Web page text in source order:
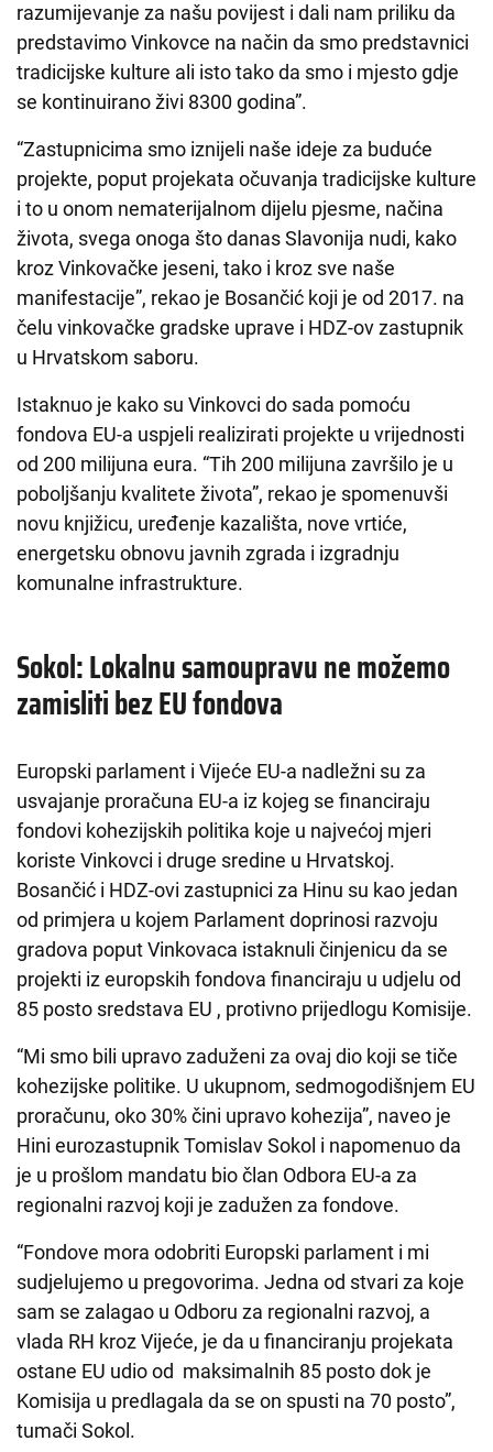
razumijevanje za našu povijest i dali nam priliku da
predstavimo Vinkovce na način da smo predstavnici
tradicijske kulture ali isto tako da smo i mjesto gdje
se kontinuirano živi 8300 godina”.
“Zastupnicima smo iznijeli naše ideje za buduće
projekte, poput projekata očuvanja tradicijske kulture
i to u onom nematerijalnom dijelu pjesme, načina
života, svega onoga što danas Slavonija nudi, kako
kroz Vinkovačke jeseni, tako i kroz sve naše
manifestacije”, rekao je Bosančić koji je od 2017. na
čelu vinkovačke gradske uprave i HDZ-ov zastupnik
u Hrvatskom saboru.
Istaknuo je kako su Vinkovci do sada pomoću
fondova EU-a uspjeli realizirati projekte u vrijednosti
od 200 milijuna eura. “Tih 200 milijuna završilo je u
poboljšanju kvalitete života”, rekao je spomenuvši
novu knjižicu, uređenje kazališta, nove vrtiće,
energetsku obnovu javnih zgrada i izgradnju
komunalne infrastrukture.
Sokol: Lokalnu samoupravu ne možemo
zamisliti bez EU fondova
Europski parlament i Vijeće EU-a nadležni su za
usvajanje proračuna EU-a iz kojeg se financiraju
fondovi kohezijskih politika koje u najvećoj mjeri
koriste Vinkovci i druge sredine u Hrvatskoj.
Bosančić i HDZ-ovi zastupnici za Hinu su kao jedan
od primjera u kojem Parlament doprinosi razvoju
gradova poput Vinkovaca istaknuli činjenicu da se
projekti iz europskih fondova financiraju u udjelu od
85 posto sredstava EU , protivno prijedlogu Komisije.
“Mi smo bili upravo zaduženi za ovaj dio koji se tiče
kohezijske politike. U ukupnom, sedmogodišnjem EU
proračunu, oko 30% čini upravo kohezija”, naveo je
Hini eurozastupnik Tomislav Sokol i napomenuo da
je u prošlom mandatu bio član Odbora EU-a za
regionalni razvoj koji je zadužen za fondove.
“Fondove mora odobriti Europski parlament i mi
sudjelujemo u pregovorima. Jedna od stvari za koje
sam se zalagao u Odboru za regionalni razvoj, a
vlada RH kroz Vijeće, je da u financiranju projekata
ostane EU udio od maksimalnih 85 posto dok je
Komisija u predlagala da se on spusti na 70 posto”,
tumači Sokol.